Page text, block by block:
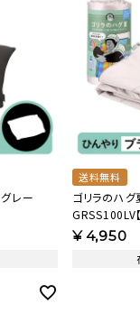
レー
送料無料
ゴリラのハ
GRSS100LV
¥4,950